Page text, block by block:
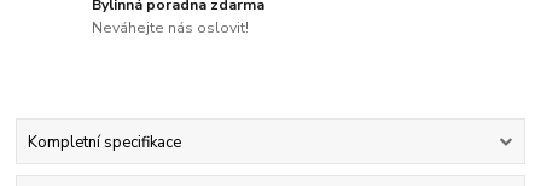
Bylinná poradna zdarma
Neváhejte nás oslovit!
Kompletní specifikace